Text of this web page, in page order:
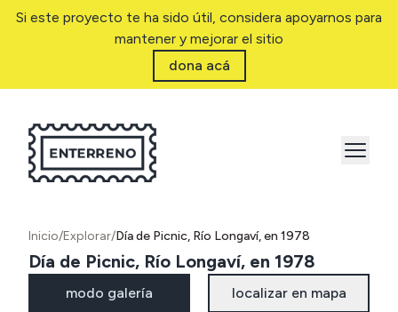
Si este proyecto te ha sido útil, considera apoyarnos para
mantener y mejorar el sitio
dona acá
Inicio/Explorar/Día de Picnic, Río Longaví, en 1978
Día de Picnic, Río Longaví, en 1978
modo galería localizar en mapa